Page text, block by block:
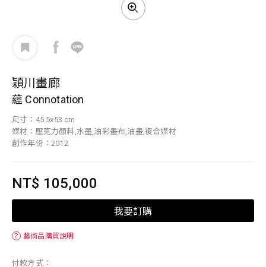
穎川畫廊
蘊 Connotation
尺寸：45.5x53 cm
媒材：壓克力顏料,水墨,油彩畫布,油畫,複合媒材
創作年份：2012
NT$ 105,000
我要訂購
？ 藝術品購買說明
付款方式：